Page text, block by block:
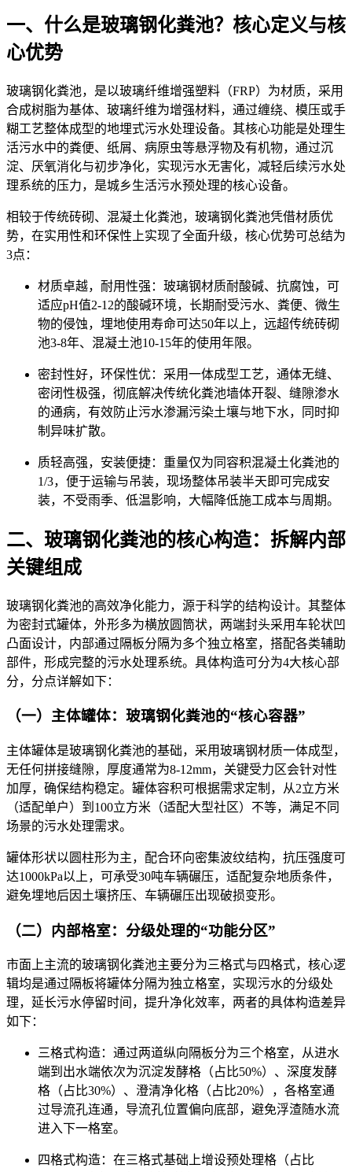
一、什么是玻璃钢化粪池？核心定义与核
心优势
玻璃钢化粪池，是以玻璃纤维增强塑料（FRP）为材质，采用
合成树脂为基体、玻璃纤维为增强材料，通过缠绕、模压或手
糊工艺整体成型的地埋式污水处理设备。其核心功能是处理生
活污水中的粪便、纸屑、病原虫等悬浮物及有机物，通过沉
淀、厌氧消化与初步净化，实现污水无害化，减轻后续污水处
理系统的压力，是城乡生活污水预处理的核心设备。
相较于传统砖砌、混凝土化粪池，玻璃钢化粪池凭借材质优
势，在实用性和环保性上实现了全面升级，核心优势可总结为
3点：
材质卓越，耐用性强：玻璃钢材质耐酸碱、抗腐蚀，可
适应pH值2-12的酸碱环境，长期耐受污水、粪便、微生
物的侵蚀，埋地使用寿命可达50年以上，远超传统砖砌
池3-8年、混凝土池10-15年的使用年限。
密封性好，环保性优：采用一体成型工艺，通体无缝、
密闭性极强，彻底解决传统化粪池墙体开裂、缝隙渗水
的通病，有效防止污水渗漏污染土壤与地下水，同时抑
制异味扩散。
质轻高强，安装便捷：重量仅为同容积混凝土化粪池的
1/3，便于运输与吊装，现场整体吊装半天即可完成安
装，不受雨季、低温影响，大幅降低施工成本与周期。
二、玻璃钢化粪池的核心构造：拆解内部
关键组成
玻璃钢化粪池的高效净化能力，源于科学的结构设计。其整体
为密封式罐体，外形多为横放圆筒状，两端封头采用车轮状凹
凸面设计，内部通过隔板分隔为多个独立格室，搭配各类辅助
部件，形成完整的污水处理系统。具体构造可分为4大核心部
分，分点详解如下：
（一）主体罐体：玻璃钢化粪池的“核心容器”
主体罐体是玻璃钢化粪池的基础，采用玻璃钢材质一体成型，
无任何拼接缝隙，厚度通常为8-12mm，关键受力区会针对性
加厚，确保结构稳定。罐体容积可根据需求定制，从2立方米
（适配单户）到100立方米（适配大型社区）不等，满足不同
场景的污水处理需求。
罐体形状以圆柱形为主，配合环向密集波纹结构，抗压强度可
达1000kPa以上，可承受30吨车辆碾压，适配复杂地质条件，
避免埋地后因土壤挤压、车辆碾压出现破损变形。
（二）内部格室：分级处理的“功能分区”
市面上主流的玻璃钢化粪池主要分为三格式与四格式，核心逻
辑均是通过隔板将罐体分隔为独立格室，实现污水的分级处
理，延长污水停留时间，提升净化效率，两者的具体构造差异
如下：
三格式构造：通过两道纵向隔板分为三个格室，从进水
端到出水端依次为沉淀发酵格（占比50%）、深度发酵
格（占比30%）、澄清净化格（占比20%），各格室通
过导流孔连通，导流孔位置偏向底部，避免浮渣随水流
进入下一格室。
四格式构造：在三格式基础上增设预处理格（占比